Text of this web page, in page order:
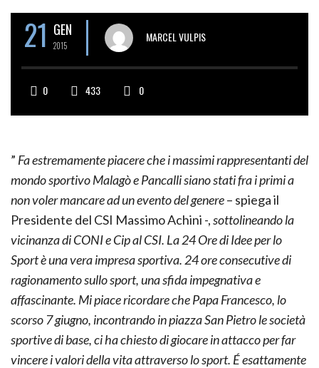
21 GEN
2015
MARCEL VULPIS
0 433 0
” Fa estremamente piacere che i massimi rappresentanti del
mondo sportivo Malagò e Pancalli siano stati fra i primi a
non voler mancare ad un evento del genere– spiega il
Presidente del CSI Massimo Achini -,sottolineando la
vicinanza di CONI e Cip al CSI. La 24 Ore di Idee per lo
Sport è una vera impresa sportiva. 24 ore consecutive di
ragionamento sullo sport, una sfida impegnativa e
affascinante. Mi piace ricordare che Papa Francesco, lo
scorso 7 giugno, incontrando in piazza San Pietro le società
sportive di base, ci ha chiesto di giocare in attacco per far
vincere i valori della vita attraverso lo sport. É esattamente